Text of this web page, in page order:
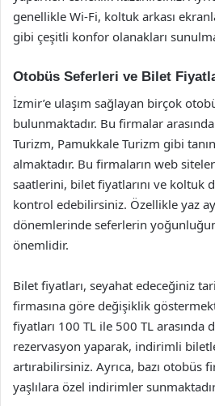
genellikle Wi-Fi, koltuk arkası
gibi çeşitli konfor olanakları
Otobüs Seferleri ve Bilet
İzmir’e ulaşım sağlayan birçok
bulunmaktadır. Bu firmalar
Turizm, Pamukkale Turizm gibi
almaktadır. Bu firmaların web
saatlerini, bilet fiyatlarını ve koltuk
kontrol edebilirsiniz. Özellikle yaz
dönemlerinde seferlerin
önemlidir.
Bilet fiyatları, seyahat edeceğiniz
firmasına göre değişiklik
fiyatları 100 TL ile 500 TL arasında
rezervasyon yaparak, indirimli
artırabilirsiniz. Ayrıca, bazı otobüs
yaşlılara özel indirimler